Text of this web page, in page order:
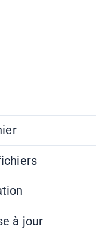
à jour